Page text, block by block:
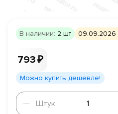
В наличии: 2 шт 09.09.2026
793 ₽
Можно купить дешевле!
Штук
Штук